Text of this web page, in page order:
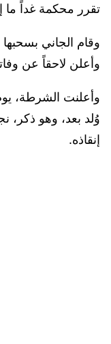
تقرر محكمة غداً ما
وقام الجاني
وأعلن لاحقاً عن
وأعلنت الشرطة،
وُلد بعد، وهو ذكر،
إنقاذه.